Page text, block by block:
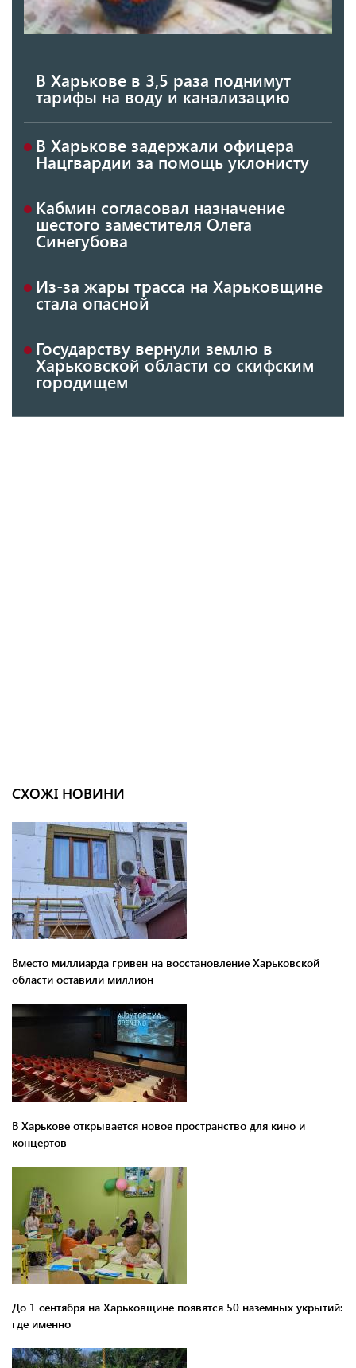
В Харькове в 3,5 раза поднимут
тарифы на воду и канализацию
В Харькове задержали офицера
Нацгвардии за помощь уклонисту
Кабмин согласовал назначение
шестого заместителя Олега
Синегубова
Из-за жары трасса на Харьковщине
стала опасной
Государству вернули землю в
Харьковской области со скифским
городищем
СХОЖІ НОВИНИ
Вместо миллиарда гривен на восстановление Харьковской
области оставили миллион
В Харькове открывается новое пространство для кино и
концертов
До 1 сентября на Харьковщине появятся 50 наземных укрытий:
где именно